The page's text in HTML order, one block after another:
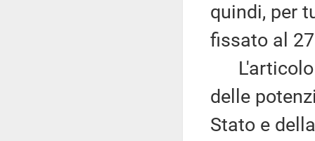
quindi, per
fissato al
L'articolo
delle
Stato e